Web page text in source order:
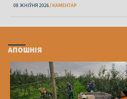
08 ЖНІЎНЯ 2026 КАМЕНТАР
АПОШНІЯ